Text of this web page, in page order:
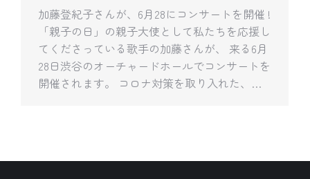
加藤登紀子さんが、6月28にコンサートを開催 !
「親子の日」の親子大使として私たちを応援し
てくださっている歌手の加藤さんが、 来る6月
28日渋谷のオーチャードホールでコンサートを
開催されます。 コロナ対策を取り入れた、…